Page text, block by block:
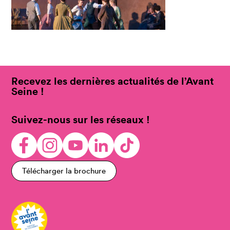
Recevez les dernières actualités de l’Avant
Seine !
Suivez-nous sur les réseaux !
Télécharger la brochure